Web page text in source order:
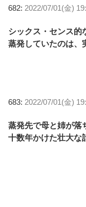
682: 2022/07/01(金)
シックス・センス的
蒸発していたのは
683: 2022/07/01(金)
蒸発先で母と姉が落
十数年かけた壮大な